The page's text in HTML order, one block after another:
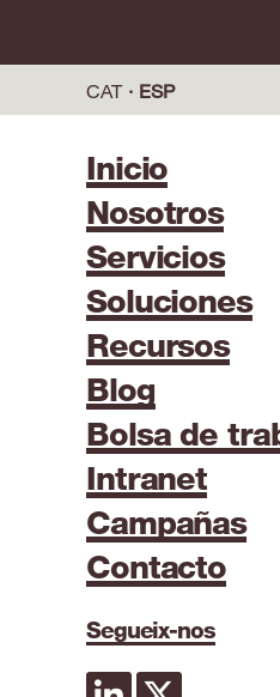
CAT ESP
Inicio
Nosotros
Servicios
Soluciones
Recursos
Blog
Bolsa de
Intranet
Campañas
Contacto
Segueix-nos